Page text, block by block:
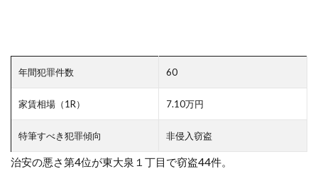
年間犯罪件数 60
家賃相場（1R） 7.10万円
特筆すべき犯罪傾向 非侵入窃盗
治安の悪さ第4位が東大泉１丁目で窃盗44件。